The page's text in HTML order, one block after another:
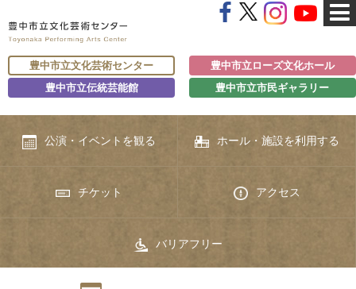
豊中市立文化芸術センター
豊中市立ローズ文化ホール
豊中市立伝統芸能館
豊中市立市民ギャラリー
公演・イベントを観る ホール・施設を利用する
チケット アクセス
バリアフリー